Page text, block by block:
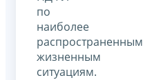
по
наиболее
распространенным
жизненным
ситуациям.